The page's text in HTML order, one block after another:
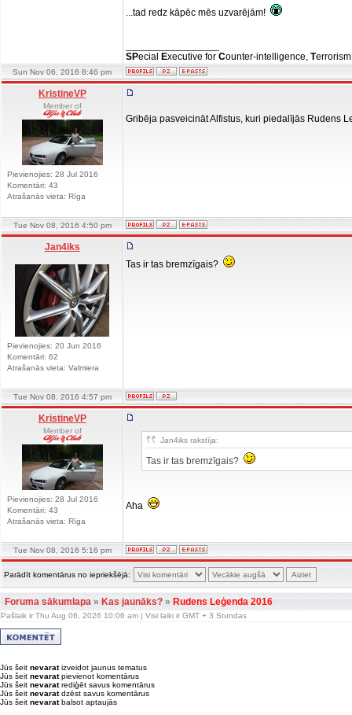
...tad redz kāpēc mēs uzvarējām!
SPecial Executive for Counter-intelligence, T
Sun Nov 06, 2016 8:46 pm
KristineVP
Member of
Pievienojies: 28 Jul 2016
Komentāri: 43
Atrašanās vieta: Rīga
Gribēja pasveicināt Alfistus, kuri piedalījās Rudens
Tue Nov 08, 2016 4:50 pm
Jan4iks
Pievienojies: 20 Jun 2016
Komentāri: 62
Atrašanās vieta: Valmiera
Tas ir tas bremzīgais?
Tue Nov 08, 2016 4:57 pm
KristineVP
Member of
Pievienojies: 28 Jul 2016
Komentāri: 43
Atrašanās vieta: Rīga
Jan4iks rakstīja:
Tas ir tas bremzīgais?
Aha
Tue Nov 08, 2016 5:16 pm
Parādīt komentārus no iepriekšējā:
Foruma sākumlapa»Kas jaunāks?»Rudens Leģenda 2016
Pašlaik ir Thu Aug 06, 2026 10:06 am | Visi laiki ir GMT + 3 Stundas
Jūs šeit nevaratizveidot jaunus tematus
Jūs šeit nevaratpievienot komentārus
Jūs šeit nevaratrediģēt savus komentārus
Jūs šeit nevaratdzēst savus komentārus
Jūs šeit nevaratbalsot aptaujās